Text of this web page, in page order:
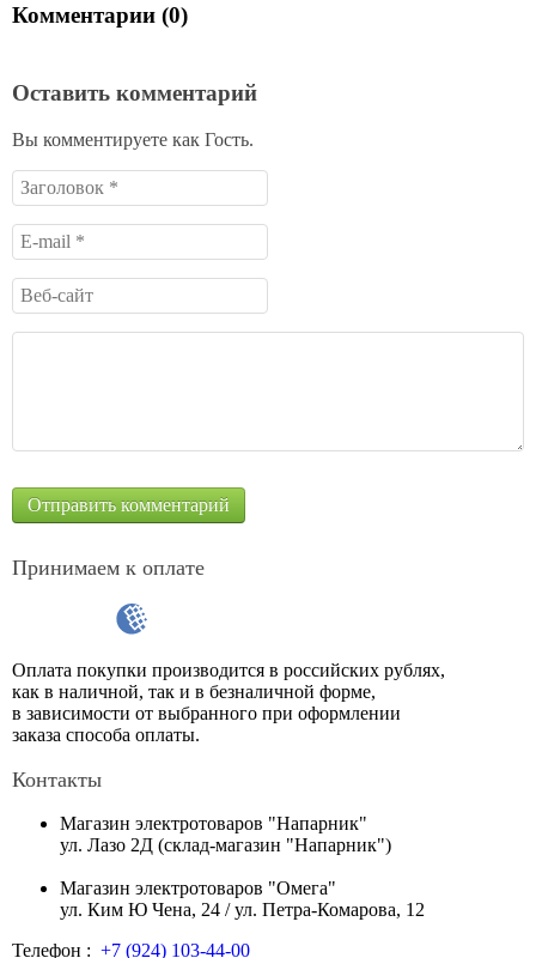
Комментарии (0)
Оставить комментарий
Вы комментируете как Гость.
Принимаем к оплате
Оплата покупки производится в российских рублях,
как в наличной, так и в безналичной форме,
в зависимости от выбранного при оформлении
заказа способа оплаты.
Контакты
Магазин электротоваров "Напарник"
ул. Лазо 2Д (склад-магазин "Напарник")
Магазин электротоваров "Омега"
ул. Ким Ю Чена, 24 / ул. Петра-Комарова, 12
Телефон : +7 (924) 103-44-00